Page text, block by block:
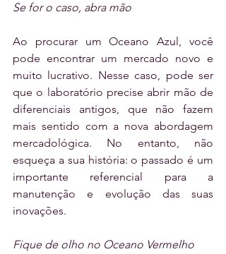
Se for o caso, abra mão
Ao procurar um Oceano Azul, você
pode encontrar um mercado novo e
muito lucrativo. Nesse caso, pode ser
que o laboratório precise abrir mão de
diferenciais antigos, que não fazem
mais sentido com a nova abordagem
mercadológica. No entanto, não
esqueça a sua história: o passado é um
importante referencial para a
manutenção e evolução das suas
inovações.
Fique de olho no Oceano Vermelho